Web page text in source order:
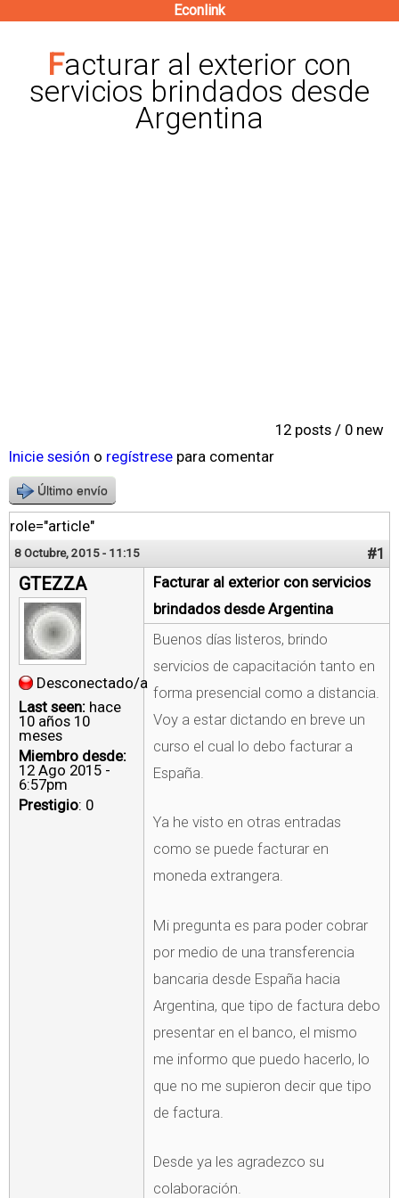
contenido
principal
Econlink
Facturar al exterior con
servicios brindados desde
Argentina
12 posts / 0 new
Inicie sesión o regístrese para comentar
Último envío
role="article"
8 Octubre, 2015 - 11:15 #1
GTEZZA
Desconectado/a
Last seen: hace
10 años 10
meses
Miembro desde:
12 Ago 2015 -
6:57pm
Prestigio: 0
Facturar al exterior con servicios
brindados desde Argentina
Buenos días listeros, brindo
servicios de capacitación tanto en
forma presencial como a distancia.
Voy a estar dictando en breve un
curso el cual lo debo facturar a
España.
Ya he visto en otras entradas
como se puede facturar en
moneda extrangera.
Mi pregunta es para poder cobrar
por medio de una transferencia
bancaria desde España hacia
Argentina, que tipo de factura debo
presentar en el banco, el mismo
me informo que puedo hacerlo, lo
que no me supieron decir que tipo
de factura.
Desde ya les agradezco su
colaboración.